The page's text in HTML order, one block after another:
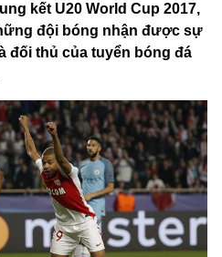
kết U20 World Cup 2017,
đội bóng nhận được sự
đối thủ của tuyển bóng đá